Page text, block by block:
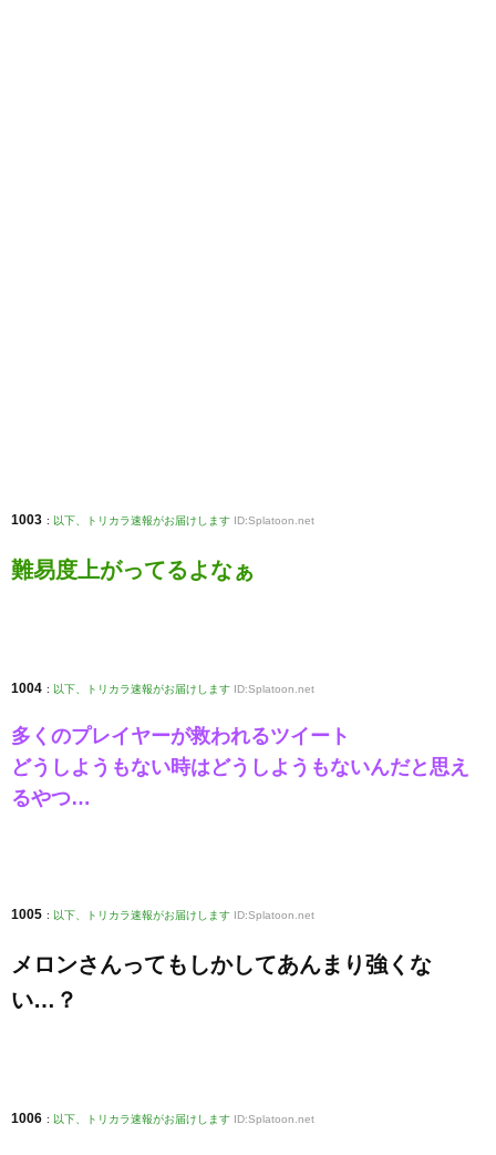
1003 : 以下、トリカラ速報がお届けします ID:Splatoon.net
難易度上がってるよなぁ
1004 : 以下、トリカラ速報がお届けします ID:Splatoon.net
多くのプレイヤーが救われるツイート
どうしようもない時はどうしようもないんだと思え
るやつ…
1005 : 以下、トリカラ速報がお届けします ID:Splatoon.net
メロンさんってもしかしてあんまり強くな
い…？
1006 : 以下、トリカラ速報がお届けします ID:Splatoon.net